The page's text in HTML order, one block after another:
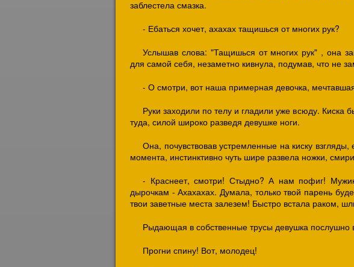
заблестела смазка.
- Ебаться хочет, ахахах тащишься от многих рук?
Услышав слова: "Тащишься от многих рук" , она
для самой себя, незаметно кивнула, подумав, что не
- О смотри, вот наша примерная девочка,
Руки заходили по телу и гладили уже всюду. Киска
туда, силой широко разведя девушке ноги.
Она, почувствовав устремленные на киску
момента, инстинктивно чуть шире развела ножки,
- Краснеет, смотри! Стыдно? А нам пофиг!
дырочкам - Ахахахах. Думала, только твой парень
твои заветные места залезем! Быстро встала раком,
Рыдающая в собственные трусы девушка послушно
Прогни спину! Вот, молодец!